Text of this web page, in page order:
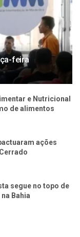
feira
e Nutricional
de alimentos
ações
segue no topo de
Bahia